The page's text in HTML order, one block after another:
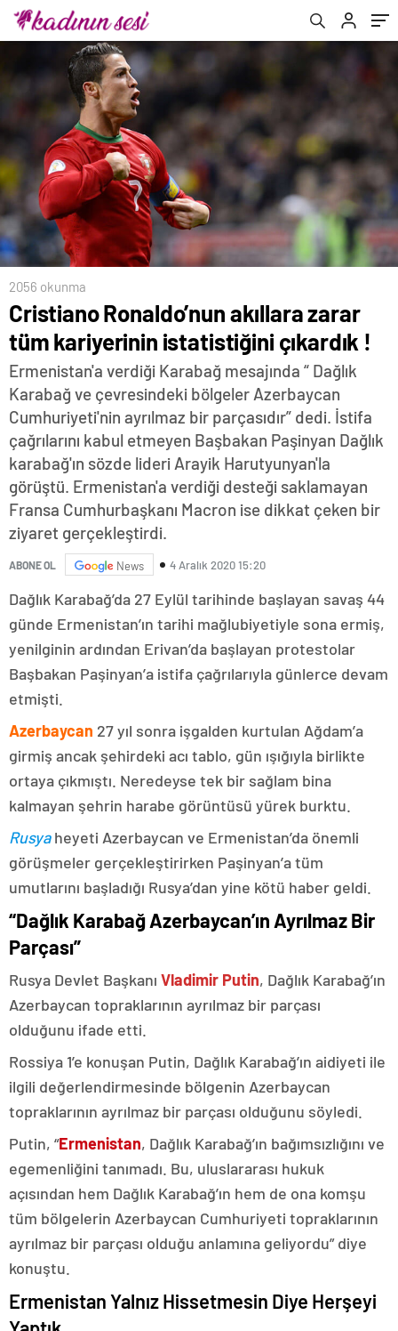
2056 okunma
Cristiano Ronaldo’nun akıllara zarar
tüm kariyerinin istatistiğini çıkardık !
Ermenistan'a verdiği Karabağ mesajında “ Dağlık
Karabağ ve çevresindeki bölgeler Azerbaycan
Cumhuriyeti'nin ayrılmaz bir parçasıdır” dedi. İstifa
çağrılarını kabul etmeyen Başbakan Paşinyan Dağlık
karabağ'ın sözde lideri Arayik Harutyunyan'la
görüştü. Ermenistan'a verdiği desteği saklamayan
Fransa Cumhurbaşkanı Macron ise dikkat çeken bir
ziyaret gerçekleştirdi.
ABONE OL News 4 Aralık 2020 15:20
Dağlık Karabağ’da 27 Eylül tarihinde başlayan savaş 44
günde Ermenistan’ın tarihi mağlubiyetiyle sona ermiş,
yenilginin ardından Erivan’da başlayan protestolar
Başbakan Paşinyan’a istifa çağrılarıyla günlerce devam
etmişti.
Azerbaycan 27 yıl sonra işgalden kurtulan Ağdam’a
girmiş ancak şehirdeki acı tablo, gün ışığıyla birlikte
ortaya çıkmıştı. Neredeyse tek bir sağlam bina
kalmayan şehrin harabe görüntüsü yürek burktu.
Rusyaheyeti Azerbaycan ve Ermenistan’da önemli
görüşmeler gerçekleştirirken Paşinyan’a tüm
umutlarını başladığı Rusya’dan yine kötü haber geldi.
“Dağlık Karabağ Azerbaycan’ın Ayrılmaz Bir
Parçası”
Rusya Devlet Başkanı Vladimir Putin, Dağlık Karabağ’ın
Azerbaycan topraklarının ayrılmaz bir parçası
olduğunu ifade etti.
Rossiya 1’e konuşan Putin, Dağlık Karabağ’ın aidiyeti ile
ilgili değerlendirmesinde bölgenin Azerbaycan
topraklarının ayrılmaz bir parçası olduğunu söyledi.
Putin, “Ermenistan, Dağlık Karabağ’ın bağımsızlığını ve
egemenliğini tanımadı. Bu, uluslararası hukuk
açısından hem Dağlık Karabağ’ın hem de ona komşu
tüm bölgelerin Azerbaycan Cumhuriyeti topraklarının
ayrılmaz bir parçası olduğu anlamına geliyordu” diye
konuştu.
Ermenistan Yalnız Hissetmesin Diye Herşeyi